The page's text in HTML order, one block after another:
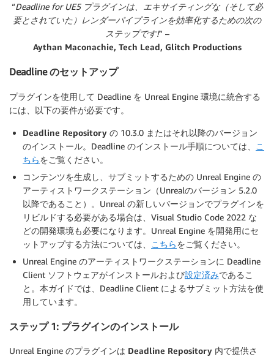
“Deadline for UE5 プラグインは、エキサイティングな（そして必
要とされていた）レンダーパイプラインを効率化するための次の
ステップです!” –
Aythan Maconachie, Tech Lead, Glitch Productions
Deadline のセットアップ
プラグインを使用して Deadline を Unreal Engine 環境に統合する
には、以下の要件が必要です。
Deadline Repository の 10.3.0 またはそれ以降のバージョン
のインストール。Deadline のインストール手順については、
こ
ちらをご覧ください。
コンテンツを生成し、サブミットするための Unreal Engine の
アーティストワークステーション（Unrealのバージョン 5.2.0
以降であること）。Unreal の新しいバージョンでプラグインを
リビルドする必要がある場合は、Visual Studio Code 2022 な
どの開発環境も必要になります。Unreal Engine を開発用にセ
ットアップする方法については、
こちらをご覧ください。
Unreal Engine のアーティストワークステーションに Deadline
Client ソフトウェアがインストールおよび設定済みであるこ
と。本ガイドでは、Deadline Client によるサブミット方法を使
用しています。
ステップ 1: プラグインのインストール
Unreal Engine のプラグインは Deadline Repository 内で提供さ